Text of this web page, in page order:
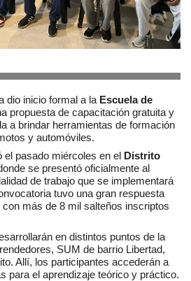
dio inicio formal a la Escuela de
propuesta de capacitación gratuita y
a brindar herramientas de formación
y automóviles.
el pasado miércoles en el Distrito
se presentó oficialmente al
de trabajo que se implementará
tuvo una gran respuesta
más de 8 mil salteños inscriptos
en distintos puntos de la
SUM de barrio Libertad,
Allí, los participantes accederán a
para el aprendizaje teórico y práctico.